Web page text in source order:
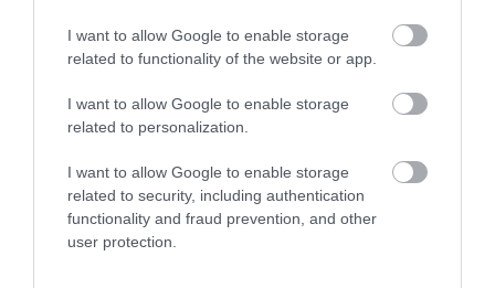
I want to allow Google to enable storage
related to functionality of the website or app.
I want to allow Google to enable storage
related to personalization.
I want to allow Google to enable storage
related to security, including authentication
functionality and fraud prevention, and other
user protection.
2026-08-03